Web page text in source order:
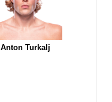
Anton Turkalj